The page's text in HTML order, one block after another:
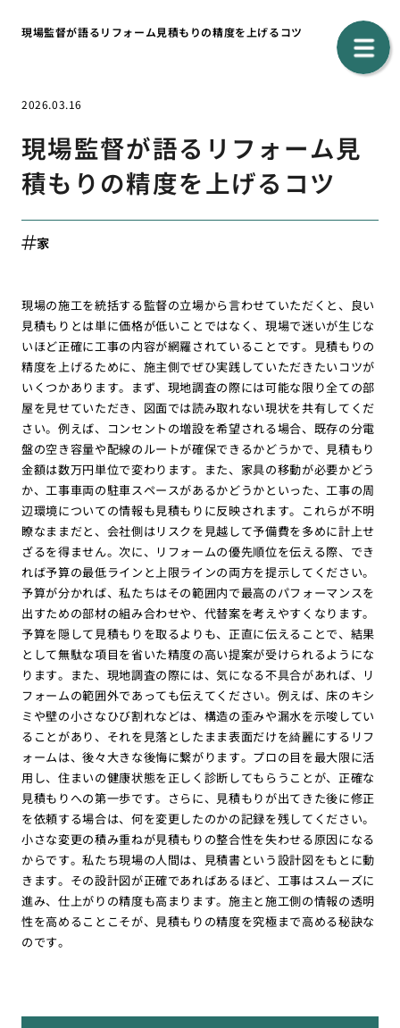
現場監督が語るリフォーム見積もりの精度を上げるコツ
2026.03.16
現場監督が語るリフォーム見
積もりの精度を上げるコツ
家
現場の施工を統括する監督の立場から言わせていただくと、良い
見積もりとは単に価格が低いことではなく、現場で迷いが生じな
いほど正確に工事の内容が網羅されていることです。見積もりの
精度を上げるために、施主側でぜひ実践していただきたいコツが
いくつかあります。まず、現地調査の際には可能な限り全ての部
屋を見せていただき、図面では読み取れない現状を共有してくだ
さい。例えば、コンセントの増設を希望される場合、既存の分電
盤の空き容量や配線のルートが確保できるかどうかで、見積もり
金額は数万円単位で変わります。また、家具の移動が必要かどう
か、工事車両の駐車スペースがあるかどうかといった、工事の周
辺環境についての情報も見積もりに反映されます。これらが不明
瞭なままだと、会社側はリスクを見越して予備費を多めに計上せ
ざるを得ません。次に、リフォームの優先順位を伝える際、でき
れば予算の最低ラインと上限ラインの両方を提示してください。
予算が分かれば、私たちはその範囲内で最高のパフォーマンスを
出すための部材の組み合わせや、代替案を考えやすくなります。
予算を隠して見積もりを取るよりも、正直に伝えることで、結果
として無駄な項目を省いた精度の高い提案が受けられるようにな
ります。また、現地調査の際には、気になる不具合があれば、リ
フォームの範囲外であっても伝えてください。例えば、床のキシ
ミや壁の小さなひび割れなどは、構造の歪みや漏水を示唆してい
ることがあり、それを見落としたまま表面だけを綺麗にするリフ
ォームは、後々大きな後悔に繋がります。プロの目を最大限に活
用し、住まいの健康状態を正しく診断してもらうことが、正確な
見積もりへの第一歩です。さらに、見積もりが出てきた後に修正
を依頼する場合は、何を変更したのかの記録を残してください。
小さな変更の積み重ねが見積もりの整合性を失わせる原因になる
からです。私たち現場の人間は、見積書という設計図をもとに動
きます。その設計図が正確であればあるほど、工事はスムーズに
進み、仕上がりの精度も高まります。施主と施工側の情報の透明
性を高めることこそが、見積もりの精度を究極まで高める秘訣な
のです。